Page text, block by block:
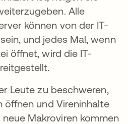
Alle
können von der IT-
und jedes Mal, wenn
öffnet, wird die IT-
Leute zu beschweren,
öffnen und Vireninhalte
Makroviren kommen